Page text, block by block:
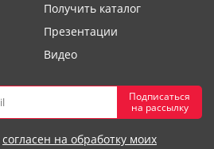
Получить каталог
Презентации
Видео
Подписаться
на рассылку
согласен на обработку моих